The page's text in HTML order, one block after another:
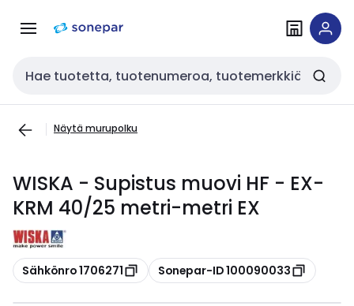
navigointiinsisältöön
Haku
Näytä murupolku
WISKA - Supistus muovi HF - EX-
KRM 40/25 metri-metri EX
Kopioi
Sähkönro 1706271 Kopioi
Sonepar-ID 100090033